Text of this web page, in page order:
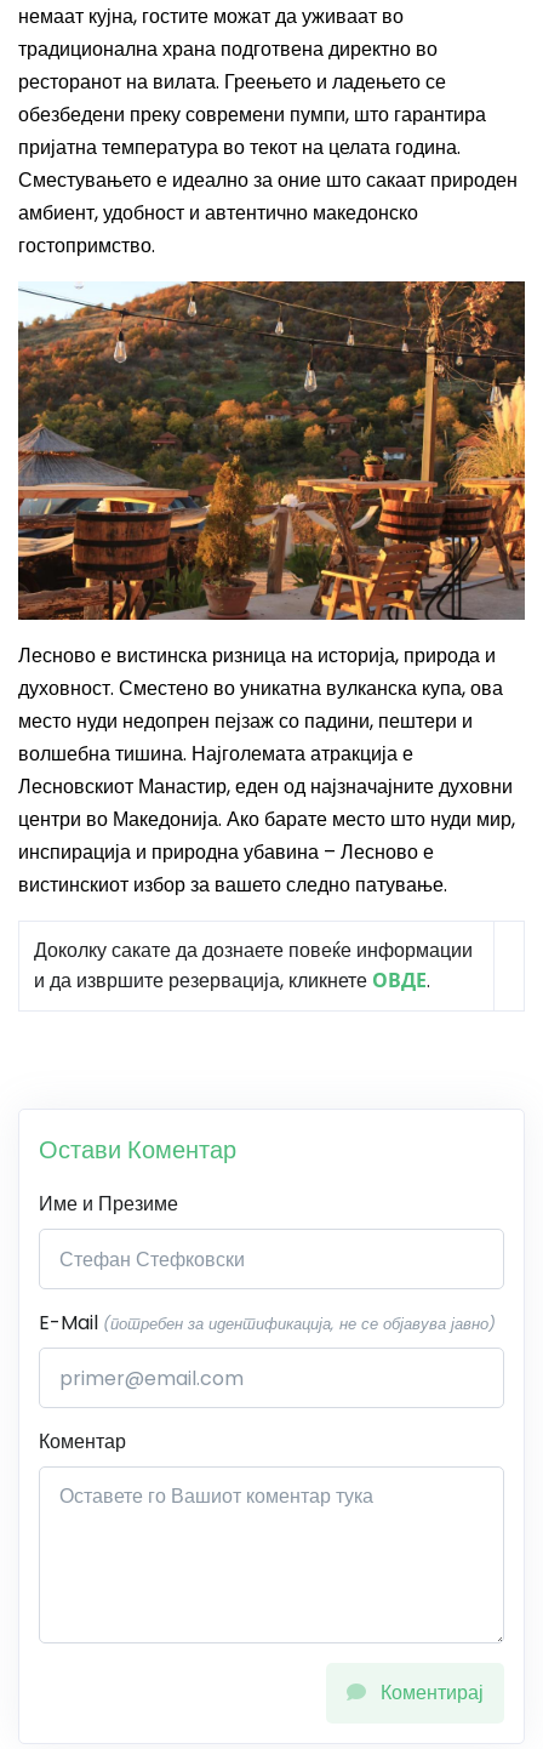
немаат кујна, гостите можат да уживаат во
традиционална храна подготвена директно во
ресторанот на вилата. Греењето и ладењето се
обезбедени преку современи пумпи, што гарантира
пријатна температура во текот на целата година.
Сместувањето е идеално за оние што сакаат природен
амбиент, удобност и автентично македонско
гостопримство.
Лесново е вистинска ризница на историја, природа и
духовност. Сместено во уникатна вулканска купа, ова
место нуди недопрен пејзаж со падини, пештери и
волшебна тишина. Најголемата атракција е
Лесновскиот Манастир, еден од најзначајните духовни
центри во Македонија. Ако барате место што нуди мир,
инспирација и природна убавина – Лесново е
вистинскиот избор за вашето следно патување.
Доколку сакате да дознаете повеќе информации
и да извршите резервација, кликнете ОВДЕ.
Остави Коментар
Име и Презиме
E-Mail (потребен за идентификација, не се објавува јавно)
Коментар
Коментирај